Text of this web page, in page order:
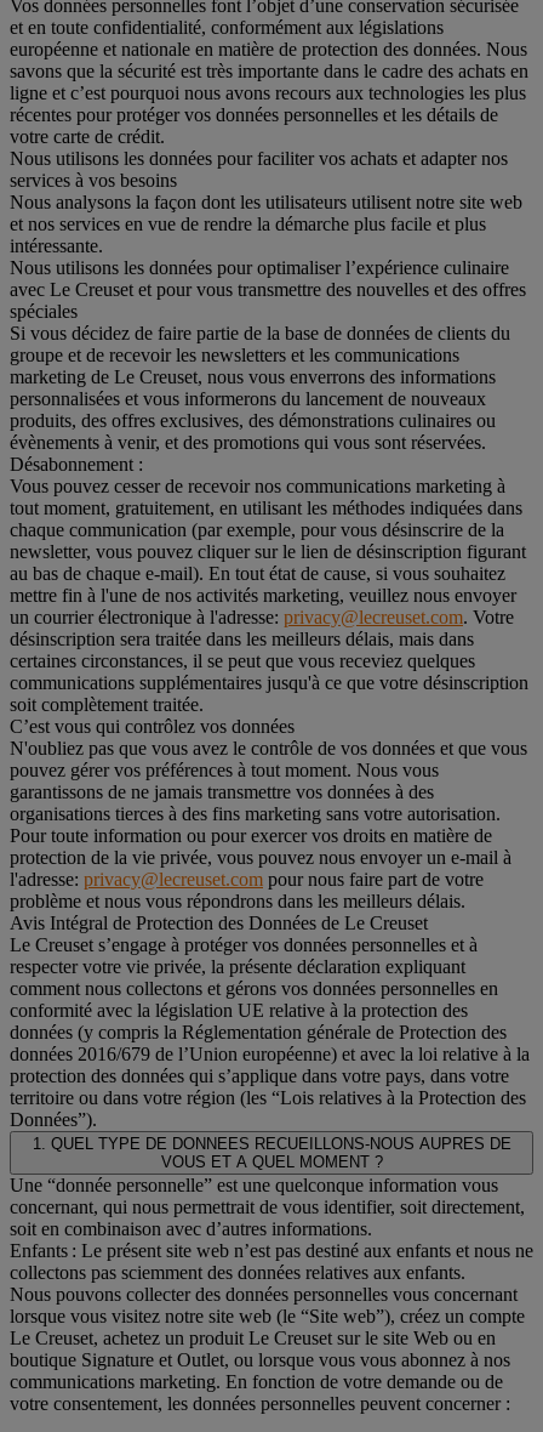
Vos données personnelles font l’objet d’une conservation sécurisée
et en toute confidentialité, conformément aux législations
européenne et nationale en matière de protection des données. Nous
savons que la sécurité est très importante dans le cadre des achats en
ligne et c’est pourquoi nous avons recours aux technologies les plus
récentes pour protéger vos données personnelles et les détails de
votre carte de crédit.
Nous utilisons les données pour faciliter vos achats et adapter nos
services à vos besoins
Nous analysons la façon dont les utilisateurs utilisent notre site web
et nos services en vue de rendre la démarche plus facile et plus
intéressante.
Nous utilisons les données pour optimaliser l’expérience culinaire
avec Le Creuset et pour vous transmettre des nouvelles et des offres
spéciales
Si vous décidez de faire partie de la base de données de clients du
groupe et de recevoir les newsletters et les communications
marketing de Le Creuset, nous vous enverrons des informations
personnalisées et vous informerons du lancement de nouveaux
produits, des offres exclusives, des démonstrations culinaires ou
évènements à venir, et des promotions qui vous sont réservées.
Désabonnement :
Vous pouvez cesser de recevoir nos communications marketing à
tout moment, gratuitement, en utilisant les méthodes indiquées dans
chaque communication (par exemple, pour vous désinscrire de la
newsletter, vous pouvez cliquer sur le lien de désinscription figurant
au bas de chaque e-mail). En tout état de cause, si vous souhaitez
mettre fin à l'une de nos activités marketing, veuillez nous envoyer
un courrier électronique à l'adresse: privacy@lecreuset.com. Votre
désinscription sera traitée dans les meilleurs délais, mais dans
certaines circonstances, il se peut que vous receviez quelques
communications supplémentaires jusqu'à ce que votre désinscription
soit complètement traitée.
C’est vous qui contrôlez vos données
N'oubliez pas que vous avez le contrôle de vos données et que vous
pouvez gérer vos préférences à tout moment. Nous vous
garantissons de ne jamais transmettre vos données à des
organisations tierces à des fins marketing sans votre autorisation.
Pour toute information ou pour exercer vos droits en matière de
protection de la vie privée, vous pouvez nous envoyer un e-mail à
l'adresse: privacy@lecreuset.com pour nous faire part de votre
problème et nous vous répondrons dans les meilleurs délais.
Avis Intégral de Protection des Données de Le Creuset
Le Creuset s’engage à protéger vos données personnelles et à
respecter votre vie privée, la présente déclaration expliquant
comment nous collectons et gérons vos données personnelles en
conformité avec la législation UE relative à la protection des
données (y compris la Réglementation générale de Protection des
données 2016/679 de l’Union européenne) et avec la loi relative à la
protection des données qui s’applique dans votre pays, dans votre
territoire ou dans votre région (les “Lois relatives à la Protection des
Données”).
1. QUEL TYPE DE DONNEES RECUEILLONS-NOUS AUPRES DE
VOUS ET A QUEL MOMENT ?
Une “donnée personnelle” est une quelconque information vous
concernant, qui nous permettrait de vous identifier, soit directement,
soit en combinaison avec d’autres informations.
Enfants : Le présent site web n’est pas destiné aux enfants et nous ne
collectons pas sciemment des données relatives aux enfants.
Nous pouvons collecter des données personnelles vous concernant
lorsque vous visitez notre site web (le “Site web”), créez un compte
Le Creuset, achetez un produit Le Creuset sur le site Web ou en
boutique Signature et Outlet, ou lorsque vous vous abonnez à nos
communications marketing. En fonction de votre demande ou de
votre consentement, les données personnelles peuvent concerner :